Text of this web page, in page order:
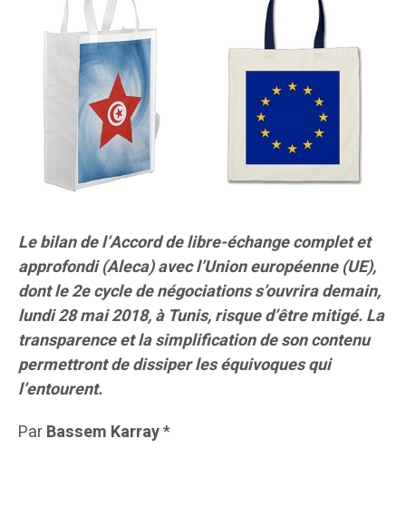
Le bilan de l’Accord de libre-échange complet et
approfondi (Aleca) avec l’Union européenne (UE),
dont le 2e cycle de négociations s’ouvrira demain,
lundi 28 mai 2018, à Tunis, risque d’être mitigé. La
transparence et la simplification de son contenu
permettront de dissiper les équivoques qui
l’entourent.
ParBassem Karray*